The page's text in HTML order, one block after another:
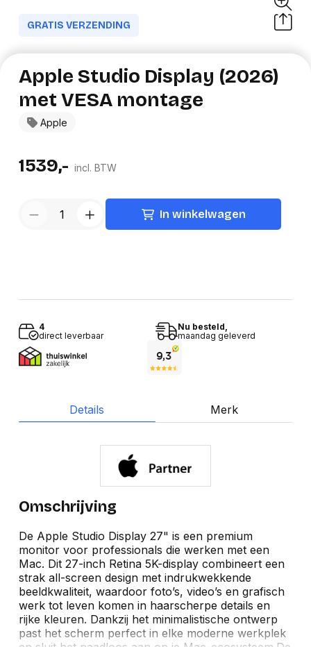
GRATIS VERZENDING
Apple
Apple Studio Display (2026)
met VESA montage
1539,- incl. BTW
In winkelwagen
4
direct leverbaar
Nu besteld,
maandag geleverd
Details Merk
Omschrijving
De Apple Studio Display 27" is een premium
monitor voor professionals die werken met een
Mac. Dit 27-inch Retina 5K-display combineert een
strak all-screen design met indrukwekkende
beeldkwaliteit, waardoor foto’s, video’s en grafisch
werk tot leven komen in haarscherpe details en
rijke kleuren. Dankzij het minimalistische ontwerp
past het scherm perfect in elke moderne werkplek